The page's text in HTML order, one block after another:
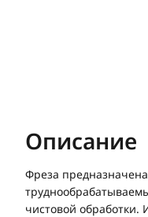
Описание
Фреза
чистовой обработки.